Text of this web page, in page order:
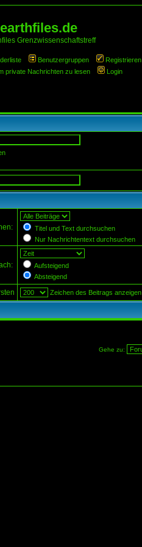
Grenzwissenschaftstreff
Benutzergruppen
Registrieren
private Nachrichten zu lesen Login
Titel und Text durchsuchen
Nur Nachrichtentext durchsuchen
Aufsteigend
Absteigend
Zeichen des Beitrags anzeigen
Gehe zu: